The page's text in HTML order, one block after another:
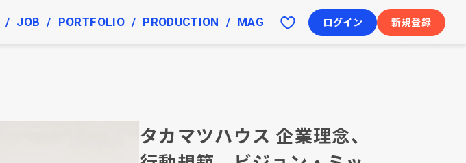
JOB PORTFOLIO PRODUCTION MAG ログイン 新規登録
タカマツハウス 企業理念、